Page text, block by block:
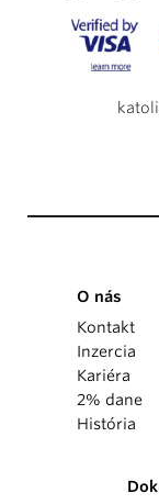
O nás
Kontakt
Inzercia
Kariéra
2% dane
História